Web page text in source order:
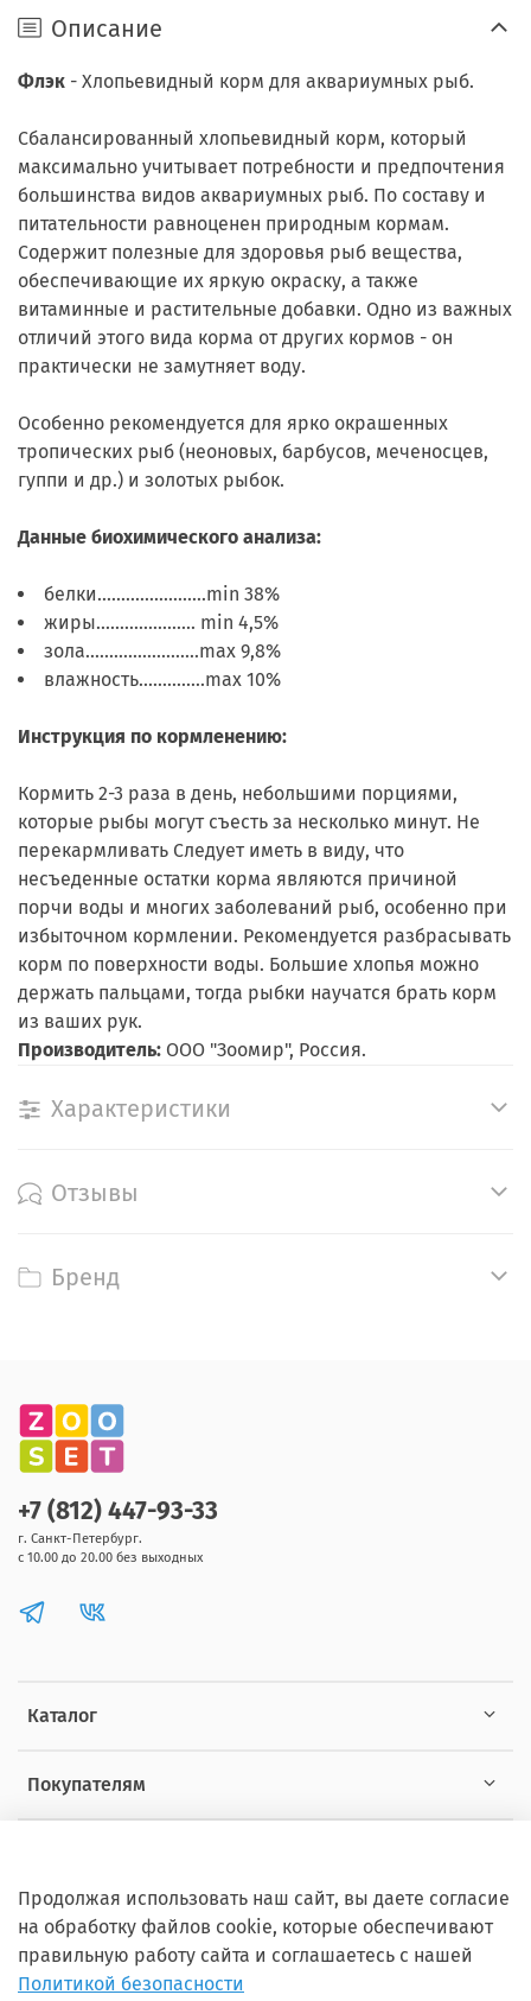
Описание
Флэк - Хлопьевидный корм для аквариумных рыб.
Сбалансированный хлопьевидный корм, который
максимально учитывает потребности и предпочтения
большинства видов аквариумных рыб. По составу и
питательности равноценен природным кормам.
Содержит полезные для здоровья рыб вещества,
обеспечивающие их яркую окраску, а также
витаминные и растительные добавки. Одно из важных
отличий этого вида корма от других кормов - он
практически не замутняет воду.
Особенно рекомендуется для ярко окрашенных
тропических рыб (неоновых, барбусов, меченосцев,
гуппи и др.) и золотых рыбок.
Данные биохимического анализа:
белки.......................min 38%
жиры..................... min 4,5%
зола........................max 9,8%
влажность..............max 10%
Инструкция по кормленению:
Кормить 2-3 раза в день, небольшими порциями,
которые рыбы могут съесть за несколько минут. Не
перекармливать Следует иметь в виду, что
несъеденные остатки корма являются причиной
порчи воды и многих заболеваний рыб, особенно при
избыточном кормлении. Рекомендуется разбрасывать
корм по поверхности воды. Большие хлопья можно
держать пальцами, тогда рыбки научатся брать корм
из ваших рук.
Производитель: ООО "Зоомир", Россия.
Характеристики
Отзывы
Бренд
Каталог
Покупателям
+7 (812) 447-93-33
г. Санкт-Петербург.
с 10.00 до 20.00 без выходных
Продолжая использовать наш сайт, вы даете согласие
на обработку файлов cookie, которые обеспечивают
правильную работу сайта и соглашаетесь с нашей
Политикой безопасности